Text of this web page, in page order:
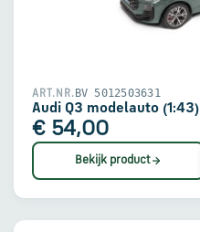
ART.NR. BV 5012503631
Audi Q3 modelauto (1:43)
€ 54,00
Bekijk product